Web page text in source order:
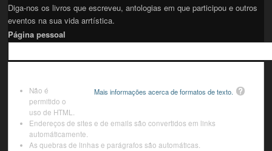
Diga-nos os livros que escreveu, antologias em que participou e outros
eventos na sua vida arrtística.
Página pessoal
Mais informações acerca de formatos de texto.
Não é
permitido o
uso de HTML.
Endereços de sites e de emails são convertidos em links
automáticamente.
As quebras de linhas e parágrafos são automáticas.